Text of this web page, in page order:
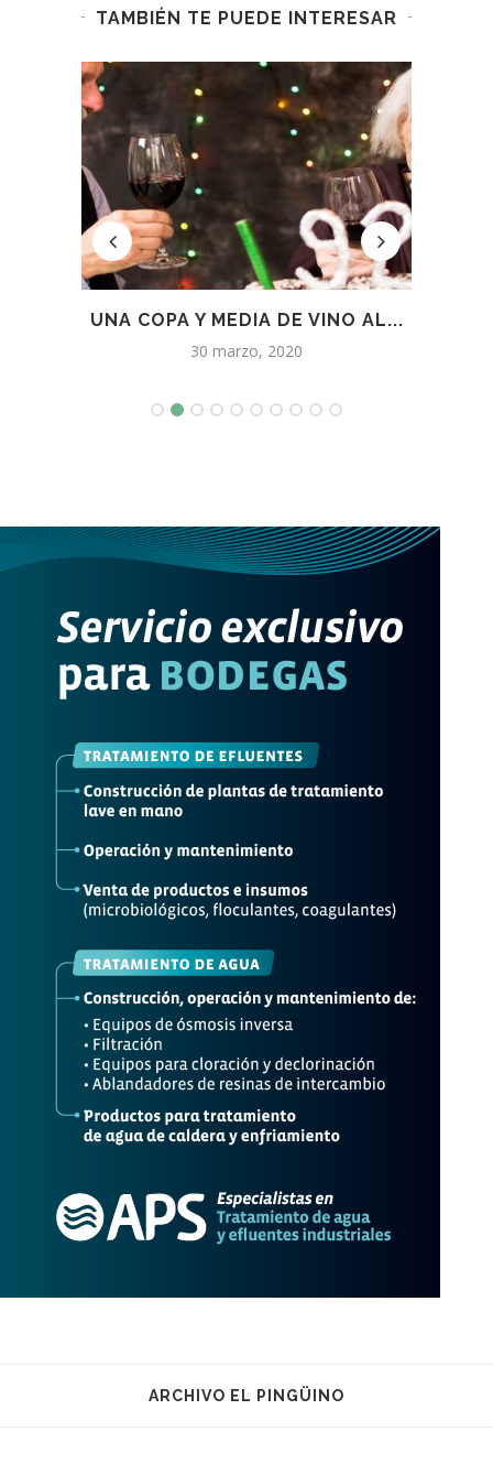
TAMBIÉN TE PUEDE INTERESAR
UNA COPA Y MEDIA DE VINO AL...
30 marzo, 2020
ARCHIVO EL PINGÜINO